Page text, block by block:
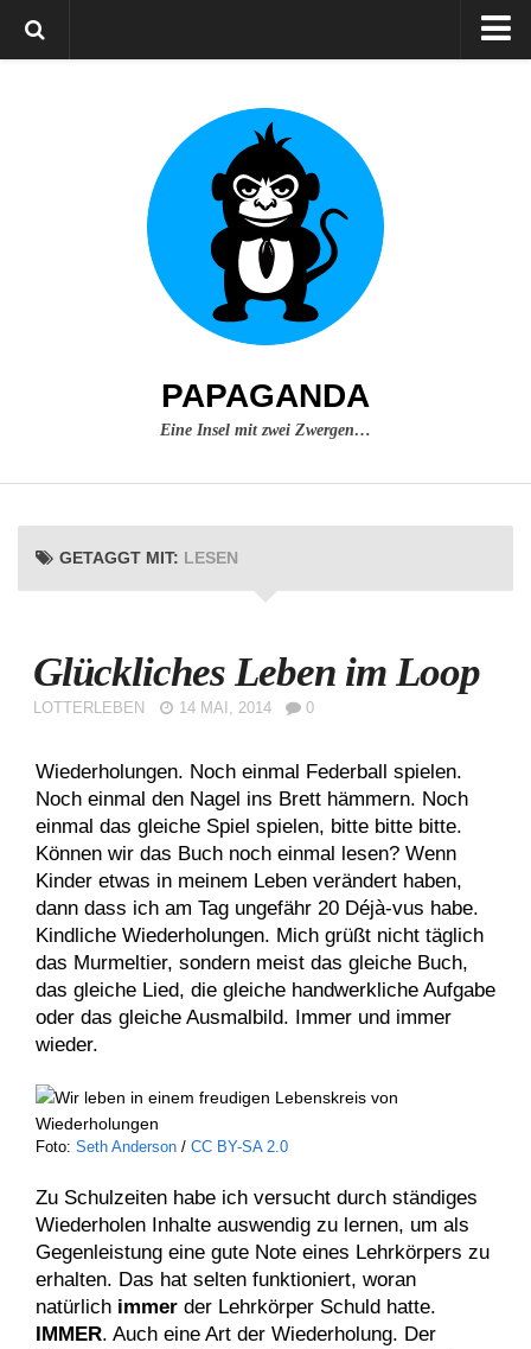
PAPAGANDA
Eine Insel mit zwei Zwergen…
GETAGGT MIT: LESEN
Glückliches Leben im Loop
LOTTERLEBEN 14 MAI, 2014 0
Wiederholungen. Noch einmal Federball spielen.
Noch einmal den Nagel ins Brett hämmern. Noch
einmal das gleiche Spiel spielen, bitte bitte bitte.
Können wir das Buch noch einmal lesen? Wenn
Kinder etwas in meinem Leben verändert haben,
dann dass ich am Tag ungefähr 20 Déjà-vus habe.
Kindliche Wiederholungen. Mich grüßt nicht täglich
das Murmeltier, sondern meist das gleiche Buch,
das gleiche Lied, die gleiche handwerkliche Aufgabe
oder das gleiche Ausmalbild. Immer und immer
wieder.
Foto: Seth Anderson / CC BY-SA 2.0
Zu Schulzeiten habe ich versucht durch ständiges
Wiederholen Inhalte auswendig zu lernen, um als
Gegenleistung eine gute Note eines Lehrkörpers zu
erhalten. Das hat selten funktioniert, woran
natürlich immer der Lehrkörper Schuld hatte.
IMMER. Auch eine Art der Wiederholung. Der